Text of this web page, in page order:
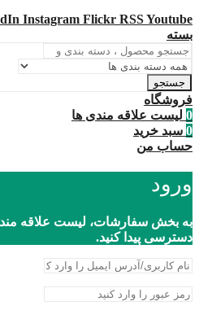
Instagram Flickr RSSYoutube
بسته
جستجو
فروشگاه
0 لیست علاقه مندی ها
0 سبد خرید
حساب من
ورود
به بخش سفارشات، لیست علاقه
دسترسی پیدا کنید.